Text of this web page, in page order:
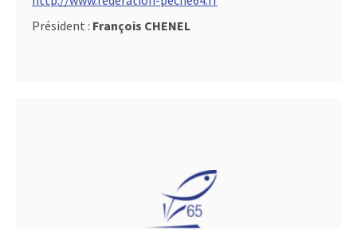
Président : François CHENEL